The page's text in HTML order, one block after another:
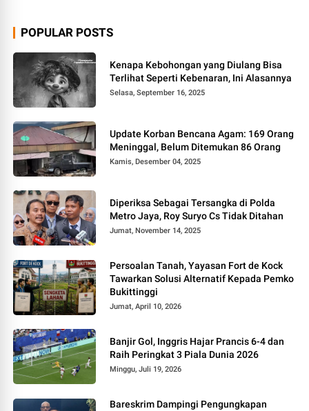
POPULAR POSTS
Kenapa Kebohongan yang Diulang Bisa
Terlihat Seperti Kebenaran, Ini Alasannya
Selasa, September 16, 2025
Update Korban Bencana Agam: 169 Orang
Meninggal, Belum Ditemukan 86 Orang
Kamis, Desember 04, 2025
Diperiksa Sebagai Tersangka di Polda
Metro Jaya, Roy Suryo Cs Tidak Ditahan
Jumat, November 14, 2025
Persoalan Tanah, Yayasan Fort de Kock
Tawarkan Solusi Alternatif Kepada Pemko
Bukittinggi
Jumat, April 10, 2026
Banjir Gol, Inggris Hajar Prancis 6-4 dan
Raih Peringkat 3 Piala Dunia 2026
Minggu, Juli 19, 2026
Bareskrim Dampingi Pengungkapan